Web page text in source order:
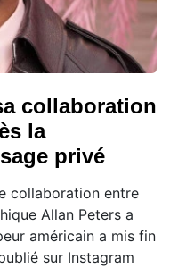
collaboration
la
privé
collaboration entre
Allan Peters a
américain a mis fin
sur Instagram